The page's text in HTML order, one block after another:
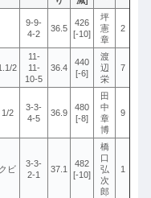
9-9-
4-2
36.5
426
[-10]
坪
憲
章
2
2
11-
11-
10-5
36.4
440
[-6]
渡
辺
栄
7
1/2
3-3-
4-5
36.9
480
[-8]
田
中
章
博
9
クビ
3-3-
2-1
37.1
482
[-10]
橋
口
弘
次
郎
1